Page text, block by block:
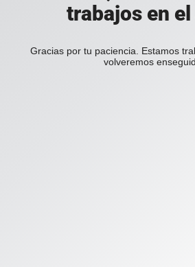
trabajos en
Gracias por tu paciencia. Estamos
volveremos